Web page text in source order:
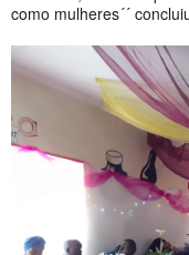
como mulheres´´